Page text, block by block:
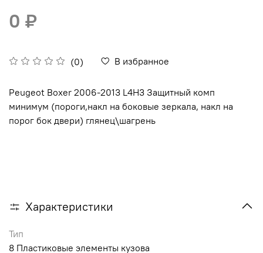
(0) В избранное
0 ₽
Peugeot Boxer 2006-2013 L4H3 Защитный комп
минимум (пороги,накл на боковые зеркала, накл на
порог бок двери) глянец\шагрень
Характеристики
Тип
8 Пластиковые элементы кузова